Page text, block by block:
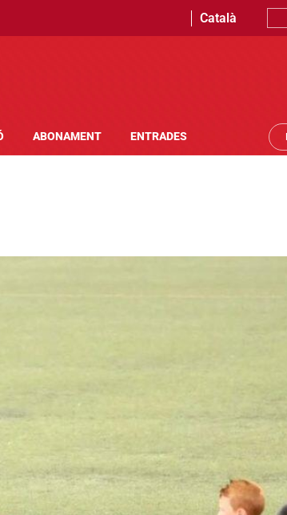
Català
ABONAMENT ENTRADES